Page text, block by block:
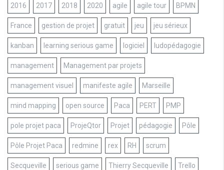
2016 2017 2018 2020 agile agile tour BPMN
France gestion de projet gratuit jeu jeu sérieux
kanban learning serious game logiciel ludopédagogie
management Management par projets
management visuel manifeste agile Marseille
mind mapping open source Paca PERT PMP
pole projet paca ProjeQtor Projet pédagogie Pôle
Pôle Projet Paca redmine rex RH scrum
Secqueville serious game Thierry Secqueville Trello